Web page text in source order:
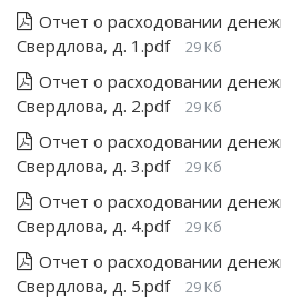
Отчет о расходовании
Свердлова, д. 1.pdf
29 Кб
Отчет о расходовании
Свердлова, д. 2.pdf
29 Кб
Отчет о расходовании
Свердлова, д. 3.pdf
29 Кб
Отчет о расходовании
Свердлова, д. 4.pdf
29 Кб
Отчет о расходовании
Свердлова, д. 5.pdf
29 Кб